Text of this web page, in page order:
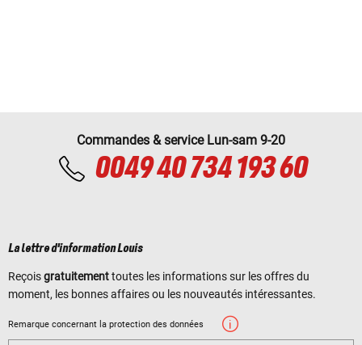
Commandes & service Lun-sam 9-20
0049 40 734 193 60
La lettre d'information Louis
Reçoisgratuitementtoutes les informations sur les offres du
moment, les bonnes affaires ou les nouveautés intéressantes.
Remarque concernant la protection des données